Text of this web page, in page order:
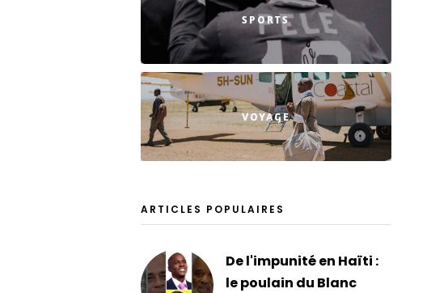
SPORTS
VOYAGE
ARTICLES POPULAIRES
De l'impunité en Haïti :
le poulain du Blanc